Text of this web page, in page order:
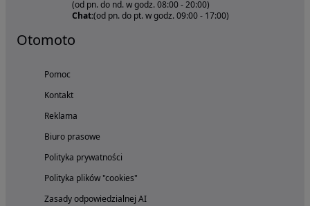
(od pn. do nd. w godz. 08:00 - 20:00)
Chat:(od pn. do pt. w godz. 09:00 - 17:00)
Otomoto
Pomoc
Kontakt
Reklama
Biuro prasowe
Polityka prywatności
Polityka plików "cookies"
Zasady odpowiedzialnej AI